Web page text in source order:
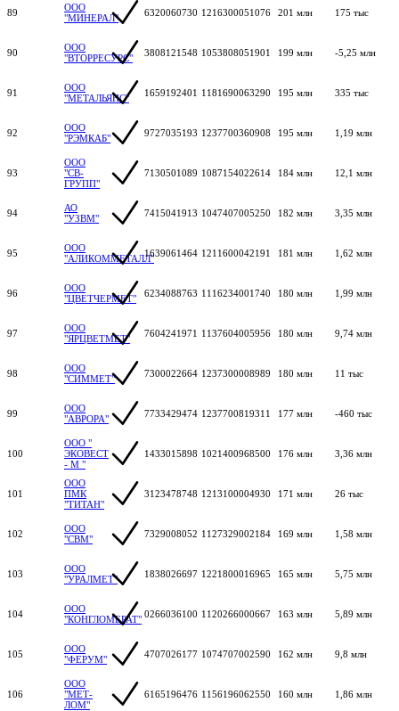
89
ООО
"МИНЕРАЛ"
6320060730 1216300051076 201 млн 175 тыс
90
ООО
"ВТОРРЕСУРС"
3808121548 1053808051901 199 млн -5,25 млн
91
ООО
"МЕТАЛЬЯНС"
1659192401 1181690063290 195 млн 335 тыс
92
ООО
"РЭМКАБ"
9727035193 1237700360908 195 млн 1,19 млн
93
ООО
"СВ-
ГРУПП"
7130501089 1087154022614 184 млн 12,1 млн
94
АО
"УЗВМ"
7415041913 1047407005250 182 млн 3,35 млн
95
ООО
"АЛИКОММЕТАЛЛ"1639061464 1211600042191 181 млн 1,62 млн
96
ООО
"ЦВЕТЧЕРМЕТ"
6234088763 1116234001740 180 млн 1,99 млн
97
ООО
"ЯРЦВЕТМЕТ"
7604241971 1137604005956 180 млн 9,74 млн
98
ООО
"СИММЕТ"
7300022664 1237300008989 180 млн 11 тыс
99
ООО
"АВРОРА"
7733429474 1237700819311 177 млн -460 тыс
100
ООО "
ЭКОВЕСТ
- М "
1433015898 1021400968500 176 млн 3,36 млн
101
ООО
ПМК
"ТИТАН"
3123478748 1213100004930 171 млн 26 тыс
102
ООО
"СВМ"
7329008052 1127329002184 169 млн 1,58 млн
103
ООО
"УРАЛМЕТ"
1838026697 1221800016965 165 млн 5,75 млн
104
ООО
"КОНГЛОМЕРАТ" 0266036100 1120266000667 163 млн 5,89 млн
105
ООО
"ФЕРУМ"
4707026177 1074707002590 162 млн 9,8 млн
106
ООО
"МЕТ-
ЛОМ"
6165196476 1156196062550 160 млн 1,86 млн